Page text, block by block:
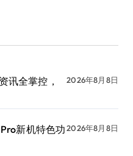
讯全掌控，
2026年8月8日
新机特色功2026年8月8日